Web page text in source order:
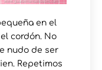
en el
cordón. No
nudo de ser
Repetimos